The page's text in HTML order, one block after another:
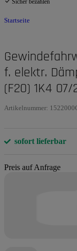
Startseite
f. elektr.
(F20) 1K4 07/
Artikelnummer:
sofort lieferbar
Preis auf Anfrage